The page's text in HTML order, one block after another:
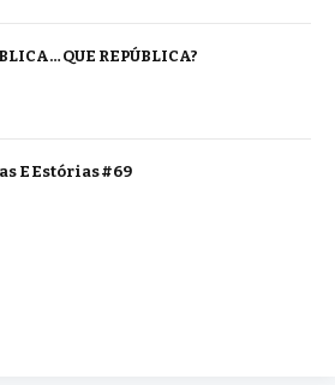
QUE REPÚBLICA?
E Estórias #69